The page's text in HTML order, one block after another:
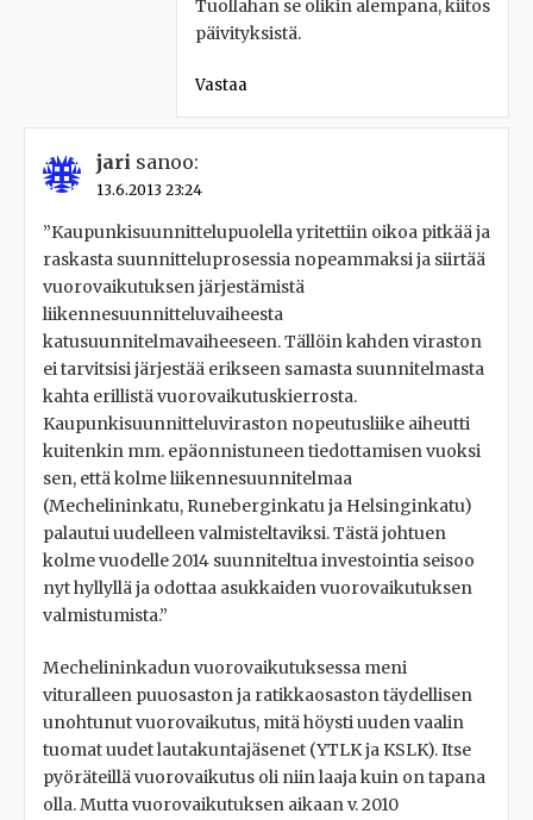
Tuollahan se olikin alempana, kiitos
päivityksistä.
Vastaa
jari sanoo:
13.6.2013 23:24
”Kaupunkisuunnittelupuolella yritettiin oikoa pitkää ja
raskasta suunnitteluprosessia nopeammaksi ja siirtää
vuorovaikutuksen järjestämistä
liikennesuunnitteluvaiheesta
katusuunnitelmavaiheeseen. Tällöin kahden viraston
ei tarvitsisi järjestää erikseen samasta suunnitelmasta
kahta erillistä vuorovaikutuskierrosta.
Kaupunkisuunnitteluviraston nopeutusliike aiheutti
kuitenkin mm. epäonnistuneen tiedottamisen vuoksi
sen, että kolme liikennesuunnitelmaa
(Mechelininkatu, Runeberginkatu ja Helsinginkatu)
palautui uudelleen valmisteltaviksi. Tästä johtuen
kolme vuodelle 2014 suunniteltua investointia seisoo
nyt hyllyllä ja odottaa asukkaiden vuorovaikutuksen
valmistumista.”
Mechelininkadun vuorovaikutuksessa meni
vituralleen puuosaston ja ratikkaosaston täydellisen
unohtunut vuorovaikutus, mitä höysti uuden vaalin
tuomat uudet lautakuntajäsenet (YTLK ja KSLK). Itse
pyöräteillä vuorovaikutus oli niin laaja kuin on tapana
olla. Mutta vuorovaikutuksen aikaan v. 2010